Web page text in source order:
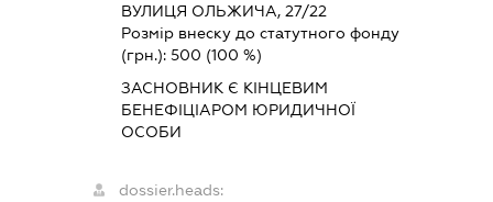
ВУЛИЦЯ ОЛЬЖИЧА, 27/22
Розмір внеску до статутного фонду
(грн.): 500 (100 %)
ЗАСНОВНИК Є КІНЦЕВИМ
БЕНЕФІЦІАРОМ ЮРИДИЧНОЇ
ОСОБИ
dossier.heads: